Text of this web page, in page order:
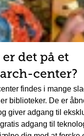
det på et
center?
findes i mange
biblioteker. De er
giver adgang til
adgang til